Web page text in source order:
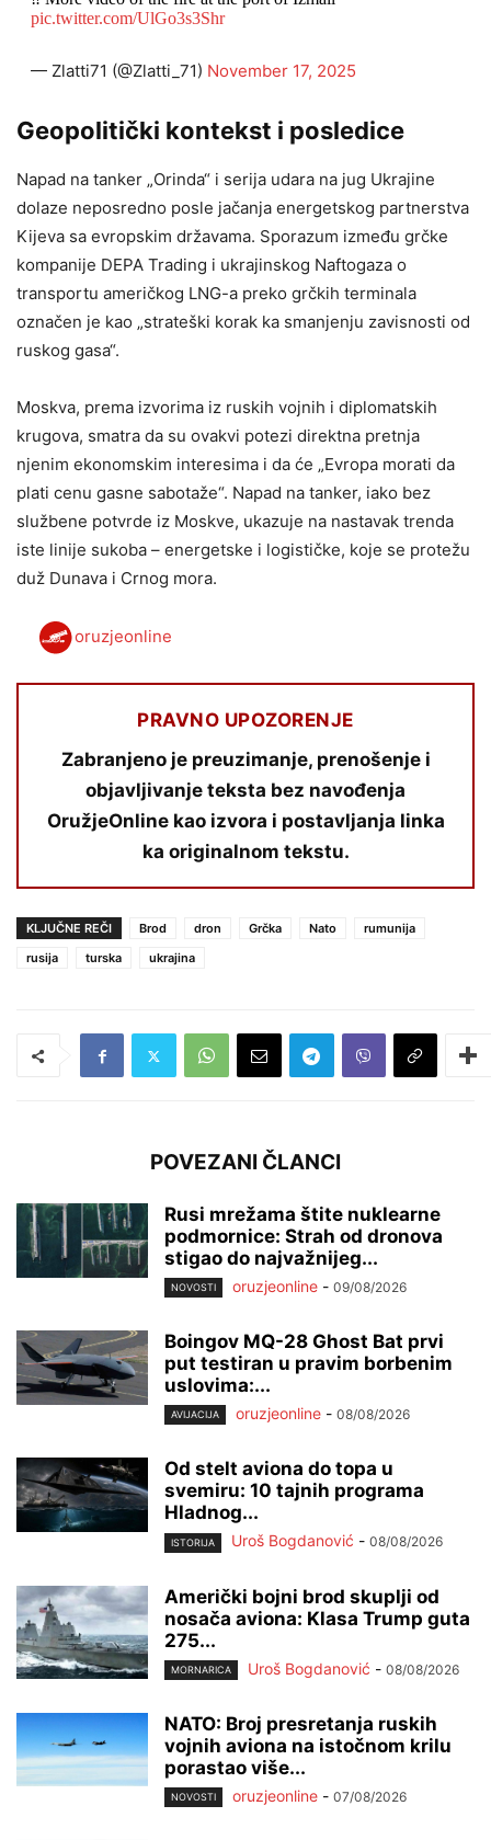
pic.twitter.com/UlGo3s3Shr
— Zlatti71 (@Zlatti_71) November 17, 2025
Geopolitički kontekst i posledice
Napad na tanker „Orinda“ i serija udara na jug Ukrajine
dolaze neposredno posle jačanja energetskog partnerstva
Kijeva sa evropskim državama. Sporazum između grčke
kompanije DEPA Trading i ukrajinskog Naftogaza o
transportu američkog LNG-a preko grčkih terminala
označen je kao „strateški korak ka smanjenju zavisnosti od
ruskog gasa“.
Moskva, prema izvorima iz ruskih vojnih i diplomatskih
krugova, smatra da su ovakvi potezi direktna pretnja
njenim ekonomskim interesima i da će „Evropa morati da
plati cenu gasne sabotaže“. Napad na tanker, iako bez
službene potvrde iz Moskve, ukazuje na nastavak trenda
iste linije sukoba – energetske i logističke, koje se protežu
duž Dunava i Crnog mora.
oruzjeonline
PRAVNO UPOZORENJE
Zabranjeno je preuzimanje, prenošenje i
objavljivanje teksta bez navođenja
OružjeOnline kao izvora i postavljanja linka
ka originalnom tekstu.
KLJUČNE REČI Brod dron Grčka Nato
rumunija
rusija
turska ukrajina
POVEZANI ČLANCI
Rusi mrežama štite nuklearne
podmornice: Strah od dronova
stigao do najvažnijeg...
NOVOSTI oruzjeonline - 09/08/2026
Boingov MQ-28 Ghost Bat prvi
put testiran u pravim borbenim
uslovima:...
AVIJACIJA oruzjeonline - 08/08/2026
Od stelt aviona do topa u
svemiru: 10 tajnih programa
Hladnog...
ISTORIJA Uroš Bogdanović - 08/08/2026
Američki bojni brod skuplji od
nosača aviona: Klasa Trump guta
275...
MORNARICA Uroš Bogdanović - 08/08/2026
NATO: Broj presretanja ruskih
vojnih aviona na istočnom krilu
porastao više...
NOVOSTI oruzjeonline - 07/08/2026